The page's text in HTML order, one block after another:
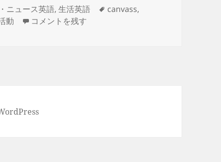
ニュース英語,生活英語
タ
canvass,
動 -canvass- 遊説する、（投票を）依頼して回る、選
コメントを残す